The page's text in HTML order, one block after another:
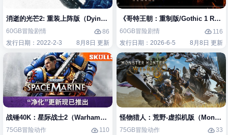
消逝的光芒2: 重装上阵版（Dying Light 2 Stay Human: Reloaded Edition
60GB冒险剧情
86
发行日期：2022-2-3
8月8日 更新
《哥特王朝：重制版/Gothic 1
60GB冒险剧情
116
发行日期：2026-6-5
8月8日 更新
战锤40K：星际战士2（Warhammer 40,000: Space Marine 2）免安装中文
75GB冒险动作
110
怪物猎人：荒野-虚拟机版（
75GB冒险动作
33